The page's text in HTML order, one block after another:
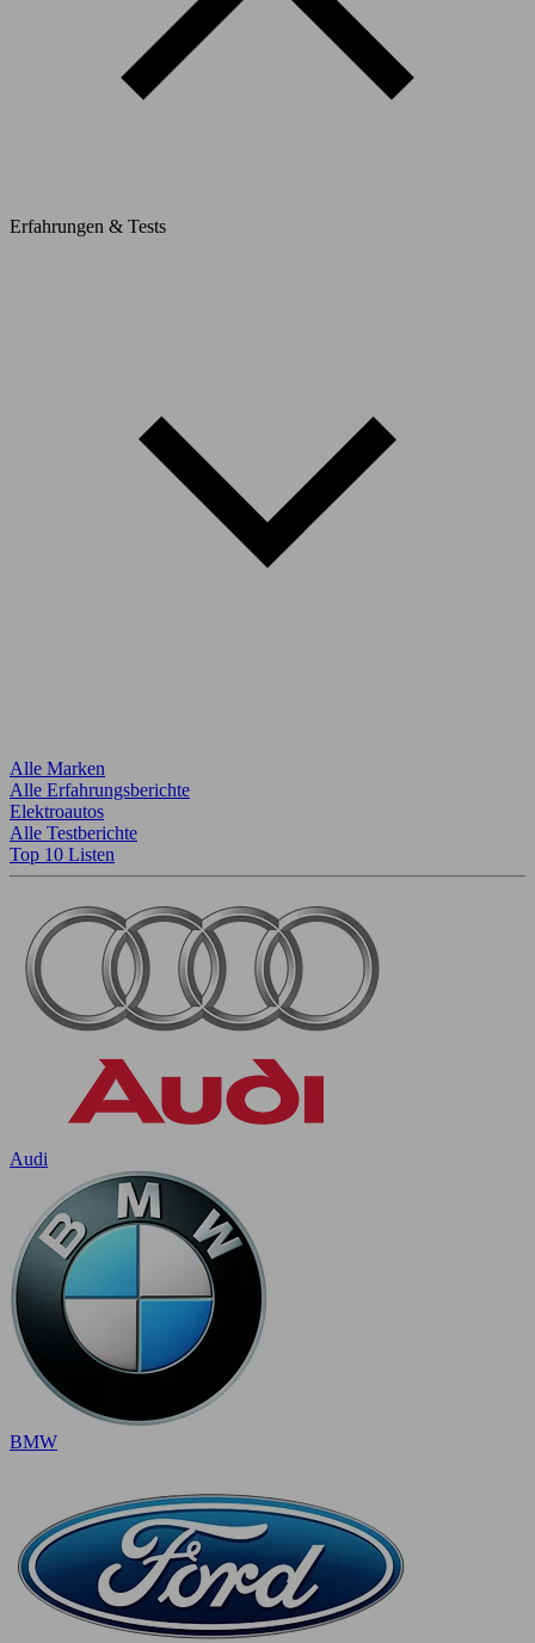
Erfahrungen & Tests
Alle Marken
Alle Erfahrungsberichte
Elektroautos
Alle Testberichte
Top 10 Listen
Audi
BMW